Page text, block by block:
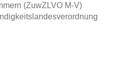
(ZuwZLVO M-V)